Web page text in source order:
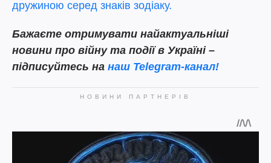
дружиною серед знаків зодіаку.
Бажаєте отримувати найактуальніші
новини про війну та події в Україні –
підписуйтесь на наш Telegram-канал!